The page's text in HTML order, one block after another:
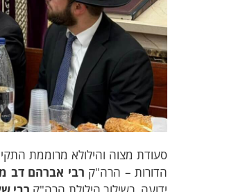
סעודת מצוה והילולא מרוממת
הדורות – הרה"ק רבי אברהם דב